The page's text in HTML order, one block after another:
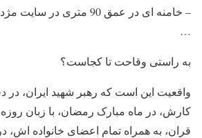
– خامنه ای در عمق 90
…
به راستی وقاحت تا کجاست؟
واقعیت این است که رهبر شهید ایران،
کارش، در ماه مبارک رمضان، با زبان
قران، به همراه تمام اعضای خانواده